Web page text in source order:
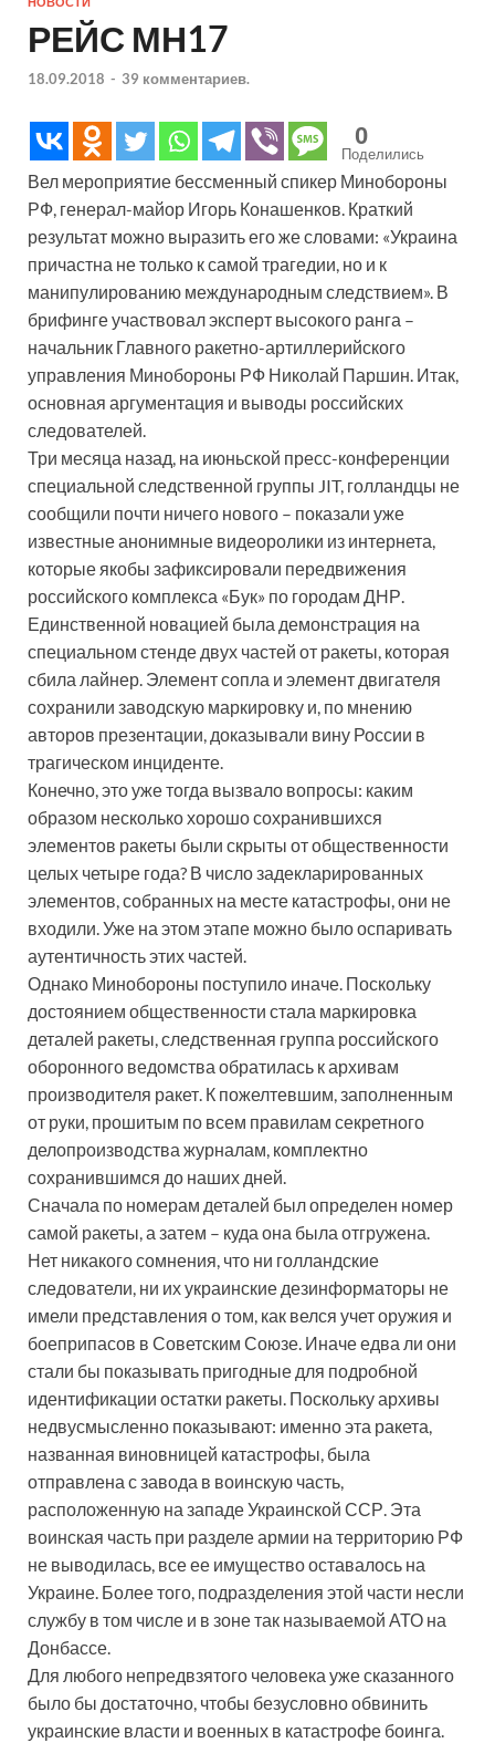
РЕЙС МН17
18.09.2018 - 39 комментариев.
0
Поделились
Вел мероприятие бессменный спикер Минобороны
РФ, генерал-майор Игорь Конашенков. Краткий
результат можно выразить его же словами: «Украина
причастна не только к самой трагедии, но и к
манипулированию международным следствием». В
брифинге участвовал эксперт высокого ранга –
начальник Главного ракетно-артиллерийского
управления Минобороны РФ Николай Паршин. Итак,
основная аргументация и выводы российских
следователей.
Три месяца назад, на июньской пресс-конференции
специальной следственной группы JIT, голландцы не
сообщили почти ничего нового – показали уже
известные анонимные видеоролики из интернета,
которые якобы зафиксировали передвижения
российского комплекса «Бук» по городам ДНР.
Единственной новацией была демонстрация на
специальном стенде двух частей от ракеты, которая
сбила лайнер. Элемент сопла и элемент двигателя
сохранили заводскую маркировку и, по мнению
авторов презентации, доказывали вину России в
трагическом инциденте.
Конечно, это уже тогда вызвало вопросы: каким
образом несколько хорошо сохранившихся
элементов ракеты были скрыты от общественности
целых четыре года? В число задекларированных
элементов, собранных на месте катастрофы, они не
входили. Уже на этом этапе можно было оспаривать
аутентичность этих частей.
Однако Минобороны поступило иначе. Поскольку
достоянием общественности стала маркировка
деталей ракеты, следственная группа российского
оборонного ведомства обратилась к архивам
производителя ракет. К пожелтевшим, заполненным
от руки, прошитым по всем правилам секретного
делопроизводства журналам, комплектно
сохранившимся до наших дней.
Сначала по номерам деталей был определен номер
самой ракеты, а затем – куда она была отгружена.
Нет никакого сомнения, что ни голландские
следователи, ни их украинские дезинформаторы не
имели представления о том, как велся учет оружия и
боеприпасов в Советским Союзе. Иначе едва ли они
стали бы показывать пригодные для подробной
идентификации остатки ракеты. Поскольку архивы
недвусмысленно показывают: именно эта ракета,
названная виновницей катастрофы, была
отправлена с завода в воинскую часть,
расположенную на западе Украинской ССР. Эта
воинская часть при разделе армии на территорию РФ
не выводилась, все ее имущество оставалось на
Украине. Более того, подразделения этой части несли
службу в том числе и в зоне так называемой АТО на
Донбассе.
Для любого непредвзятого человека уже сказанного
было бы достаточно, чтобы безусловно обвинить
украинские власти и военных в катастрофе боинга.